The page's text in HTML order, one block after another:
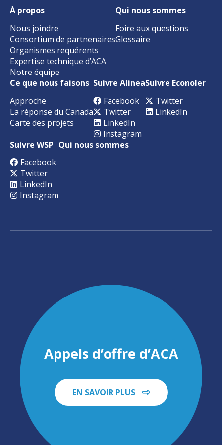
À propos
Nous joindre
Consortium de partnenaires
Organismes requérents
Expertise technique d’ACA
Notre équipe
Qui nous sommes
Foire aux questions
Glossaire
Ce que nous faisons
Approche
La réponse du Canada
Carte des projets
Suivre Alinea
Facebook
Twitter
LinkedIn
Instagram
Suivre Econoler
Twitter
LinkedIn
Suivre WSP
Facebook
Twitter
LinkedIn
Instagram
Qui nous sommes
Appels d’offre d’ACA
EN SAVOIR PLUS